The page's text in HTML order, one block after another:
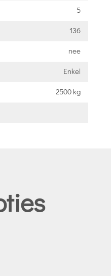
5
136
nee
Enkel
2500 kg